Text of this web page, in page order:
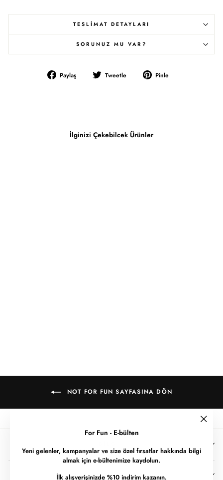
For Fun - E-bülten
Yeni gelenler, kampanyalar ve size özel fırsatlar hakkında bilgi
almak için e-bültenimize kaydolun.
İlk alışverişinizde %10 indirim kazanın.
TESLİMAT DETAYLARI
SORUNUZ MU VAR?
Paylaş
Facebook'ta
Tweetle
Twitter'daPinle
İlginizi Çekebilcek Ürünler
NOT FOR FUN SAYFASINA DÖN
MÜŞTERI İLIŞKILERI